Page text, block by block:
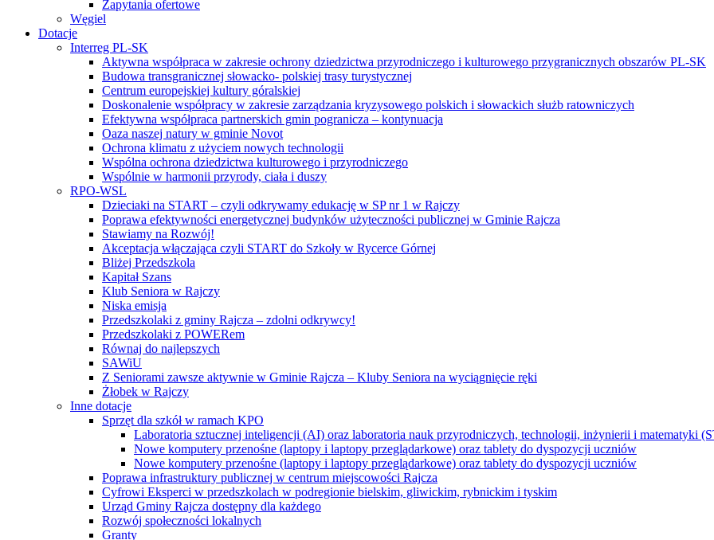
Zapytania ofertowe
Węgiel
Dotacje
Interreg PL-SK
Aktywna współpraca w zakresie ochrony dziedzictwa przyrodniczego i kulturowego przygranicznych obszarów PL-SK
Budowa transgranicznej słowacko- polskiej trasy turystycznej
Centrum europejskiej kultury góralskiej
Doskonalenie współpracy w zakresie zarządzania kryzysowego polskich i słowackich służb ratowniczych
Efektywna współpraca partnerskich gmin pogranicza – kontynuacja
Oaza naszej natury w gminie Novot
Ochrona klimatu z użyciem nowych technologii
Wspólna ochrona dziedzictwa kulturowego i przyrodniczego
Wspólnie w harmonii przyrody, ciała i duszy
RPO-WSL
Dzieciaki na START – czyli odkrywamy edukację w SP nr 1 w Rajczy
Poprawa efektywności energetycznej budynków użyteczności publicznej w Gminie Rajcza
Stawiamy na Rozwój!
Akceptacja włączająca czyli START do Szkoły w Rycerce Górnej
Bliżej Przedszkola
Kapitał Szans
Klub Seniora w Rajczy
Niska emisja
Przedszkolaki z gminy Rajcza – zdolni odkrywcy!
Przedszkolaki z POWERem
Równaj do najlepszych
SAWiU
Z Seniorami zawsze aktywnie w Gminie Rajcza – Kluby Seniora na wyciągnięcie ręki
Żłobek w Rajczy
Inne dotacje
Sprzęt dla szkół w ramach KPO
Laboratoria sztucznej inteligencji (AI) oraz laboratoria nauk przyrodniczych, technologii, inżynierii i matematyki
Nowe komputery przenośne (laptopy i laptopy przeglądarkowe) oraz tablety do dyspozycji uczniów
Nowe komputery przenośne (laptopy i laptopy przeglądarkowe) oraz tablety do dyspozycji uczniów
Poprawa infrastruktury publicznej w centrum miejscowości Rajcza
Cyfrowi Eksperci w przedszkolach w podregionie bielskim, gliwickim, rybnickim i tyskim
Urząd Gminy Rajcza dostępny dla każdego
Rozwój społeczności lokalnych
Granty